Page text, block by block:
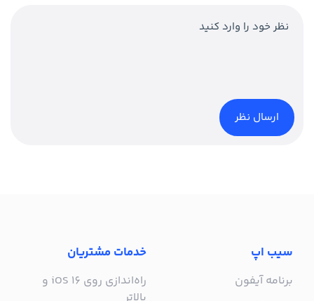
سیب اپ
برنامه آیفون
خدمات مشتریان
راه‌اندازی روی iOS 16 و